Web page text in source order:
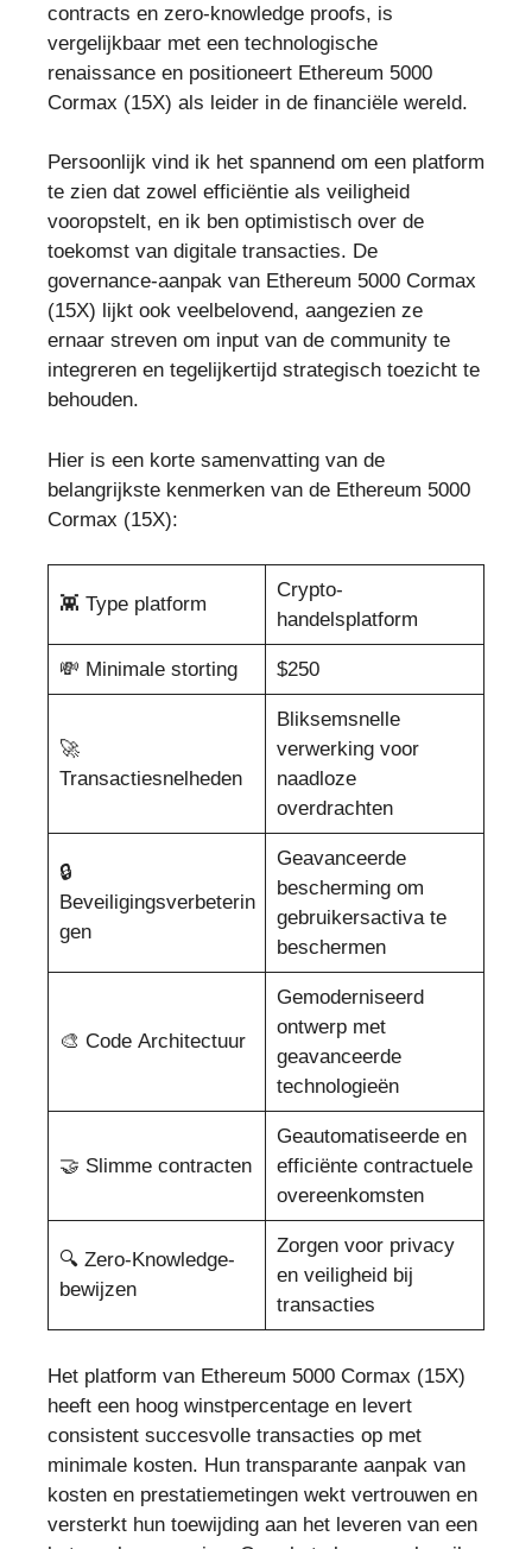
contracts en zero-knowledge proofs, is
vergelijkbaar met een technologische
renaissance en positioneert Ethereum 5000
Cormax (15X) als leider in de financiële wereld.
Persoonlijk vind ik het spannend om een platform
te zien dat zowel efficiëntie als veiligheid
vooropstelt, en ik ben optimistisch over de
toekomst van digitale transacties. De
governance-aanpak van Ethereum 5000 Cormax
(15X) lijkt ook veelbelovend, aangezien ze
ernaar streven om input van de community te
integreren en tegelijkertijd strategisch toezicht te
behouden.
Hier is een korte samenvatting van de
belangrijkste kenmerken van de Ethereum 5000
Cormax (15X):
👾 Type platform
Crypto-
handelsplatform
💸 Minimale storting $250
🚀
Transactiesnelheden
Bliksemsnelle
verwerking voor
naadloze
overdrachten
🔒
Beveiligingsverbeterin
gen
Geavanceerde
bescherming om
gebruikersactiva te
beschermen
🎨 Code Architectuur
Gemoderniseerd
ontwerp met
geavanceerde
technologieën
🤝 Slimme contracten
Geautomatiseerde en
efficiënte contractuele
overeenkomsten
🔍 Zero-Knowledge-
bewijzen
Zorgen voor privacy
en veiligheid bij
transacties
Het platform van Ethereum 5000 Cormax (15X)
heeft een hoog winstpercentage en levert
consistent succesvolle transacties op met
minimale kosten. Hun transparante aanpak van
kosten en prestatiemetingen wekt vertrouwen en
versterkt hun toewijding aan het leveren van een